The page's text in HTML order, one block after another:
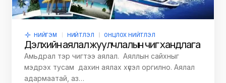
НИЙГЭМ НИЙТЛЭЛ ОНЦЛОХ НИЙТЛЭЛ
Дэлхийн аялал жуулчлалын чиг хандлага
Амьдрал тэр чигтээ аялал. Аяллын сайхныг
мэдрэх тусам дахин аялах хүсэл оргилно. Аялал
адармаатай, аз…